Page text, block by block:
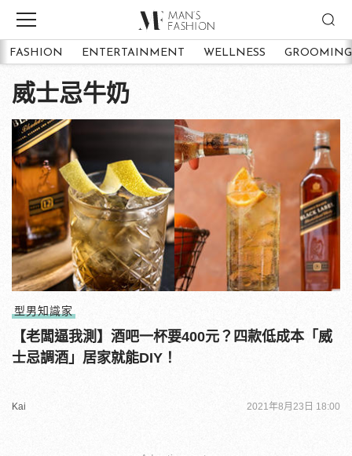
FASHION ENTERTAINMENT WELLNESS GROOMING
威士忌牛奶
型男知識家
【老闆逼我測】酒吧一杯要400元？四款低成本「威
士忌調酒」居家就能DIY！
Kai 2021年8月23日 18:00